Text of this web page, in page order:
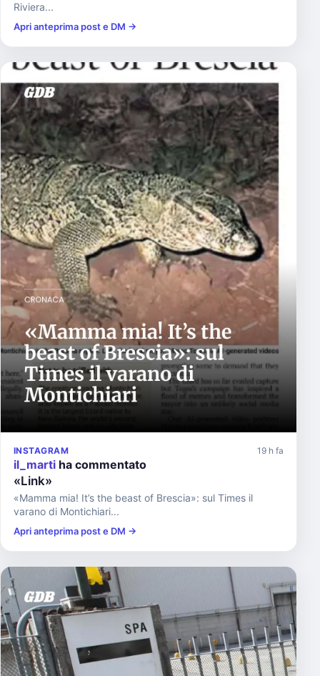
Riviera...
Apri anteprima post e DM →
INSTAGRAM 19 h fa
il_marti ha commentato
«Link»
«Mamma mia! It’s the beast of Brescia»: sul Times il
varano di Montichiari...
Apri anteprima post e DM →